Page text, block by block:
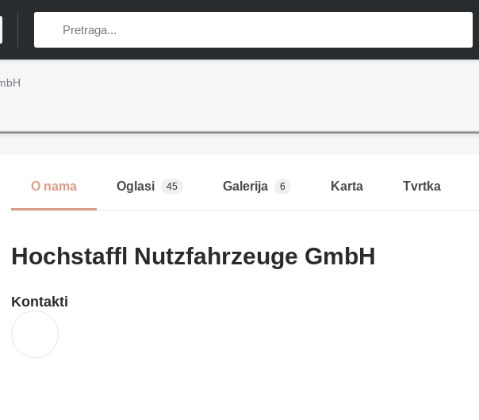
O nama Oglasi 45 Galerija 6 Karta Tvrtka
Hochstaffl Nutzfahrzeuge GmbH
Kontakti